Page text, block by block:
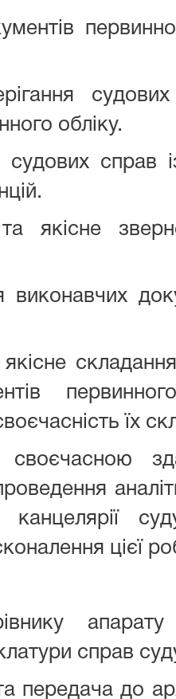
обліку.
судових справ
якісне
складання
їх
своєчасною
цієї
справ
передача до